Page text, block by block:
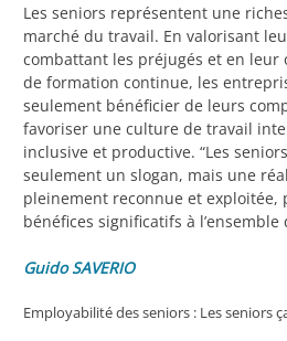
Les seniors représentent une
marché du travail. En valorisant
combattant les préjugés et en
de formation continue, les
seulement bénéficier de leurs
favoriser une culture de travail
inclusive et productive. “Les seniors
seulement un slogan, mais une
pleinement reconnue et exploitée,
bénéfices significatifs à l’ensemble
Guido SAVERIO
Employabilité des seniors : Les seniors